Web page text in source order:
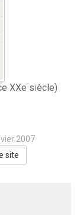
XXe siècle)
2007
site